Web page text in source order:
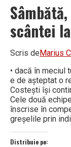
scântei
Scris deMarius
• dacă în meciul
e de așteptat o
Costești își
Cele două
înscrise în
greșelile prin
Distribuie pe: